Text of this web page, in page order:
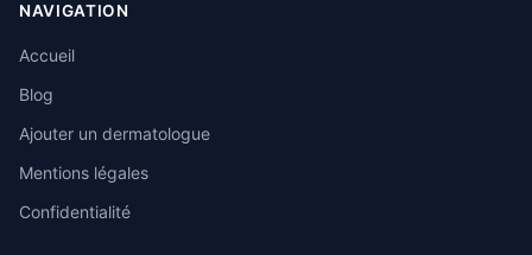
NAVIGATION
Accueil
Blog
Ajouter un dermatologue
Mentions légales
Confidentialité